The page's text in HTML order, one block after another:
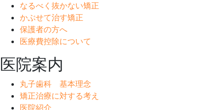
なるべく抜かない矯正
かぶせて治す矯正
保護者の方へ
医療費控除について
医院案内
丸子歯科 基本理念
矯正治療に対する考え
医院紹介